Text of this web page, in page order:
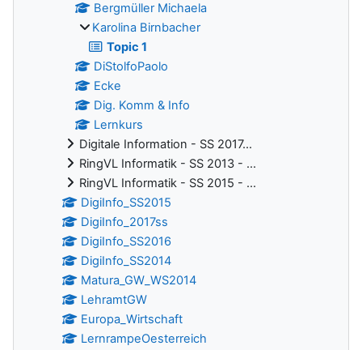
Bergmüller Michaela
Karolina Birnbacher
Topic 1
DiStolfoPaolo
Ecke
Dig. Komm & Info
Lernkurs
Digitale Information - SS 2017...
RingVL Informatik - SS 2013 - ...
RingVL Informatik - SS 2015 - ...
DigiInfo_SS2015
DigiInfo_2017ss
DigiInfo_SS2016
DigiInfo_SS2014
Matura_GW_WS2014
LehramtGW
Europa_Wirtschaft
LernrampeOesterreich